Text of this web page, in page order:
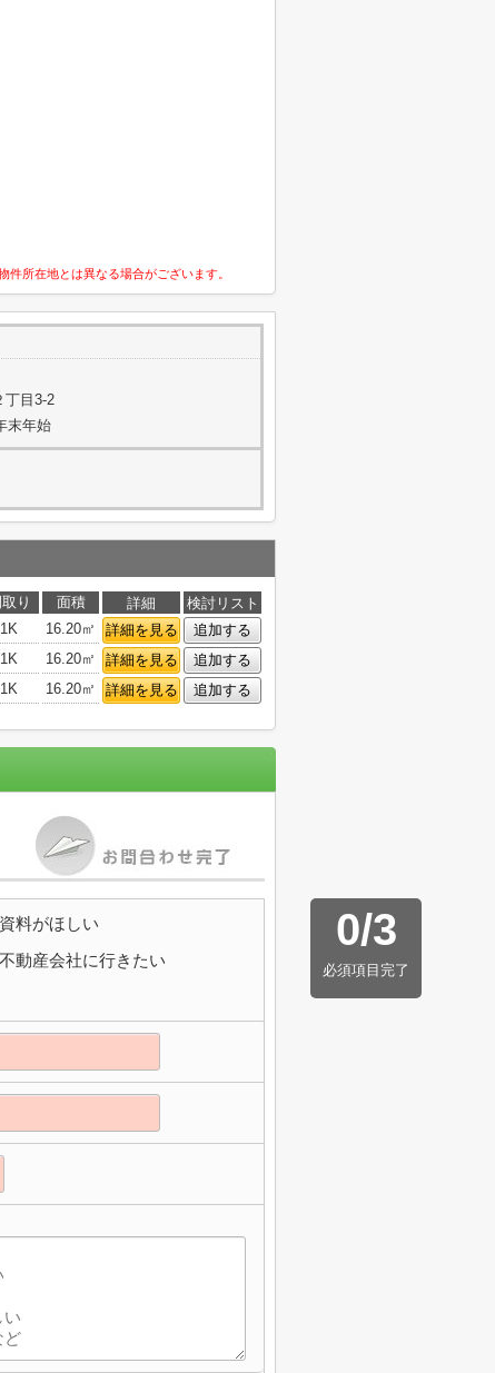
所在地とは異なる場合がございます。
丁目3-2
末年始
り 面積 詳細
検討リスト
1K 16.20㎡ 詳細を見る
追加する
1K 16.20㎡ 詳細を見る
追加する
1K 16.20㎡ 詳細を見る 追加する
0/3
必須項目完了
資料がほしい
不動産会社に行きたい